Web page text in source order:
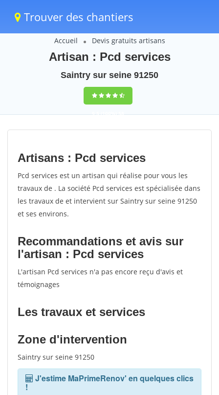
Trouver des chantiers
Accueil Devis gratuits artisans
Artisan : Pcd services
Saintry sur seine 91250
9,5(100%)58
votes
Artisans : Pcd services
Pcd services est un artisan qui réalise pour vous les
travaux de . La société Pcd services est spécialisée dans
les travaux de et intervient sur Saintry sur seine 91250
et ses environs.
Recommandations et avis sur
l'artisan : Pcd services
L'artisan Pcd services n'a pas encore reçu d'avis et
témoignages
Les travaux et services
Zone d'intervention
Saintry sur seine 91250